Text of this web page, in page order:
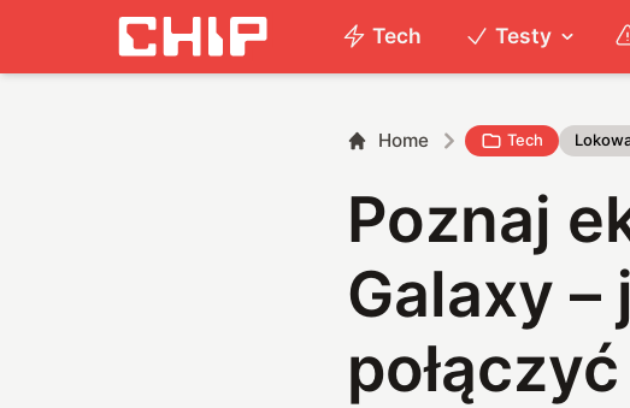
Tech Testy
Home Tech
Poznaj
Galaxy